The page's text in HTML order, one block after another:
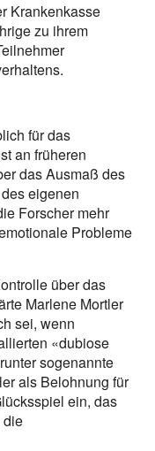
Krankenkasse
zu ihrem
für das
an früheren
das Ausmaß des
eigenen
Forscher mehr
Probleme
über das
Marlene Mortler
sei, wenn
«dubiose
sogenannte
als Belohnung für
ein, das
die